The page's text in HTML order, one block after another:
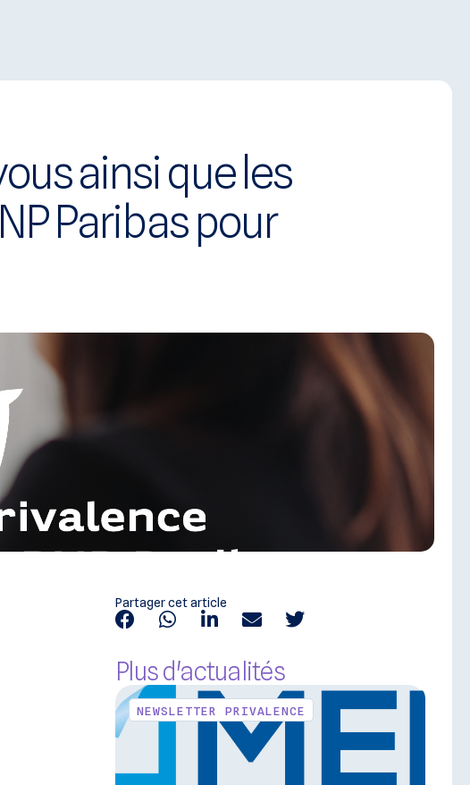
ainsi que les
Paribas pour
Partager cet article
Plus d'actualités
NEWSLETTER PRIVALENCE